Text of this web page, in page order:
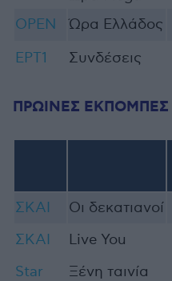
OPEN Ώρα Ελλάδος
ΕΡΤ1
Συνδέσεις
ΠΡΩΙΝΕΣ ΕΚΠΟΜΠΕΣ
ΣΚΑΙ
Οι δεκατιανοί
ΣΚΑΙ
Live You
Star
Ξένη ταινία